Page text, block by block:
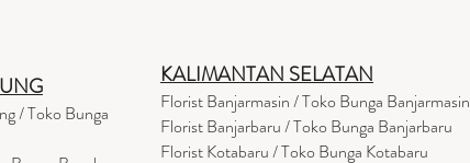
KALIMANTAN SELATAN
Florist Banjarmasin/ Toko Bunga Banjarmasin
Florist Banjarbaru / Toko Bunga Banjarbaru
Florist Kotabaru / Toko Bunga Kotabaru
/ Toko Bunga